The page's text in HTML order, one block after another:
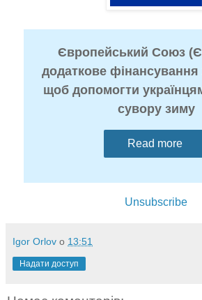
Європейський Союз
додаткове
щоб допомогти
сувору зиму
Read more
Unsubscribe
Igor Orlov о 13:51
Надати доступ